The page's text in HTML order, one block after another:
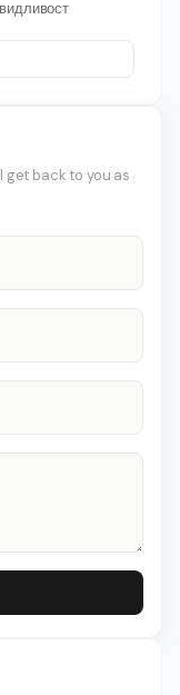
get back to you as